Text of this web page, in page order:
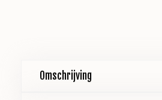
Omschrijving